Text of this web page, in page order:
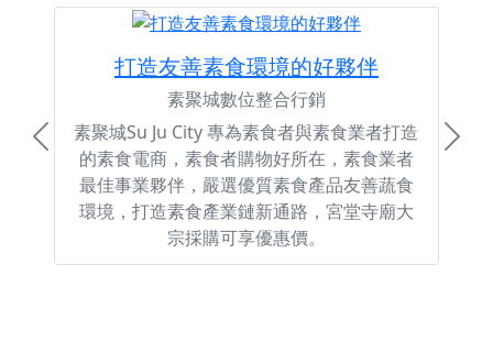
打造友善素食環境的好夥伴
素聚城數位整合行銷
素聚城Su Ju City 專為素食者與素食業者打造
的素食電商，素食者購物好所在，素食業者
最佳事業夥伴，嚴選優質素食產品友善蔬食
環境，打造素食產業鏈新通路，宮堂寺廟大
宗採購可享優惠價。
Previous Next